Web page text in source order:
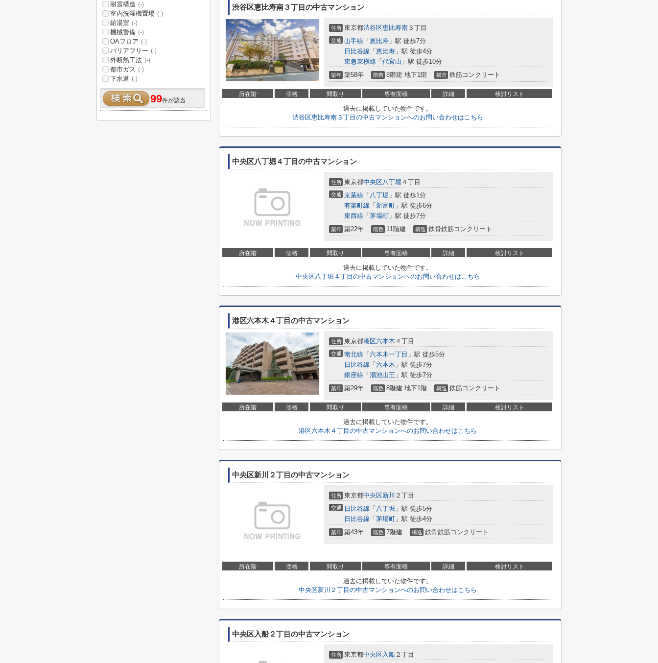
渋谷区恵比寿南３丁目の中古マンション
住所 東京都渋谷区恵比寿南 ３丁目
交通 山手線 「 恵比寿 」駅 徒歩7分
日比谷線 「 恵比寿 」駅 徒歩4分
東急東横線 「 代官山 」駅 徒歩10分
築年 築58年 階数 8階建 地下1階 構造 鉄筋コンクリート
所在階 価格 間取り 専有面積 詳細 検討リスト
過去に掲載していた物件です。
渋谷区恵比寿南３丁目の中古マンションへのお問い合わせはこちら
中央区八丁堀４丁目の中古マンション
住所 東京都中央区八丁堀 ４丁目
交通 京葉線 「 八丁堀 」駅 徒歩1分
有楽町線 「 新富町 」駅 徒歩6分
東西線 「 茅場町 」駅 徒歩7分
築年 築22年 階数 11階建 構造 鉄骨鉄筋コンクリート
所在階 価格 間取り 専有面積 詳細 検討リスト
過去に掲載していた物件です。
中央区八丁堀４丁目の中古マンションへのお問い合わせはこちら
港区六本木４丁目の中古マンション
住所 東京都港区六本木 ４丁目
交通 南北線 「 六本木一丁目 」駅 徒歩5分
日比谷線 「 六本木 」駅 徒歩7分
銀座線 「 溜池山王 」駅 徒歩7分
築年 築29年 階数 8階建 地下1階 構造 鉄筋コンクリート
所在階 価格 間取り 専有面積 詳細 検討リスト
過去に掲載していた物件です。
港区六本木４丁目の中古マンションへのお問い合わせはこちら
中央区新川２丁目の中古マンション
住所 東京都中央区新川 ２丁目
交通 日比谷線 「 八丁堀 」駅 徒歩5分
日比谷線 「 茅場町 」駅 徒歩4分
築年 築43年 階数 7階建 構造 鉄骨鉄筋コンクリート
所在階 価格 間取り 専有面積 詳細 検討リスト
過去に掲載していた物件です。
中央区新川２丁目の中古マンションへのお問い合わせはこちら
中央区入船２丁目の中古マンション
住所 東京都中央区入船 ２丁目
耐震構造 (-)
室内洗濯機置場 (-)
給湯室 (-)
機械警備 (-)
OAフロア (-)
バリアフリー (-)
外断熱工法 (-)
都市ガス (-)
下水道 (-)
99件が該当